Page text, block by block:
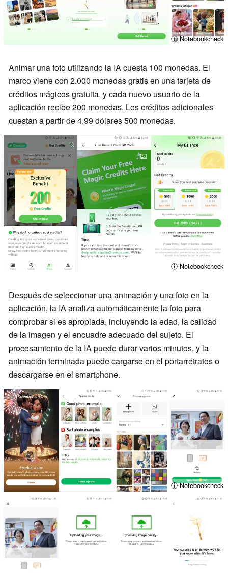
ⓘ Notebookcheck
Animar una foto utilizando la IA cuesta 100 monedas. El
marco viene con 2.000 monedas gratis en una tarjeta de
créditos mágicos gratuita, y cada nuevo usuario de la
aplicación recibe 200 monedas. Los créditos adicionales
cuestan a partir de 4,99 dólares 500 monedas.
ⓘ Notebookcheck
Después de seleccionar una animación y una foto en la
aplicación, la IA analiza automáticamente la foto para
comprobar si es apropiada, incluyendo la edad, la calidad
de la imagen y el encuadre adecuado del sujeto. El
procesamiento de la IA puede durar varios minutos, y la
animación terminada puede cargarse en el portarretratos o
descargarse en el smartphone.
ⓘ Notebookcheck